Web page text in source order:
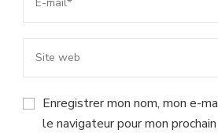
Enregistrer mon nom, mon e-
le navigateur pour mon